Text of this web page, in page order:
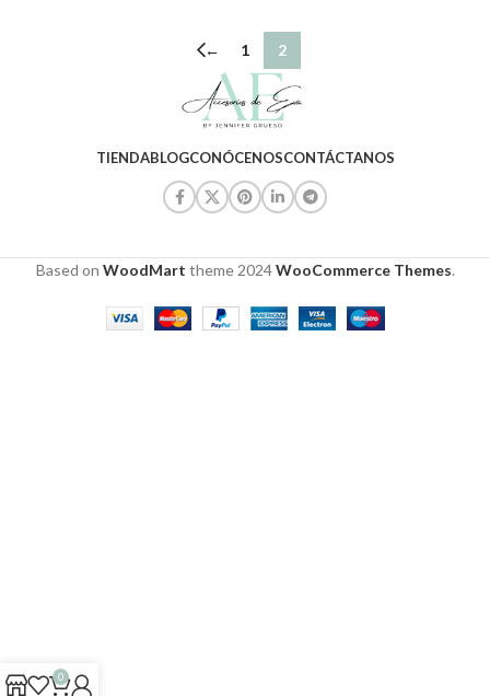
← 1 2
TIENDABLOGCONÓCENOSCONTÁCTANOS
Based on WoodMart theme2024WooCommerce Themes.
0